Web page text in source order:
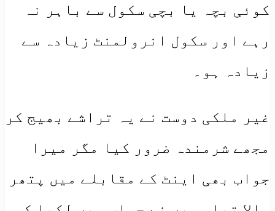
کوئی بچہ یا بچی سکول سے باہر نہ
رہے اور سکول انرولمنٹ زیادہ سے
زیادہ ہو۔
غیر ملکی دوست نے یہ تراشے بھیج کر
مجھے شرمندہ ضرور کیا مگر میرا
جواب بھی اینٹ کے مقابلے میں پتھر